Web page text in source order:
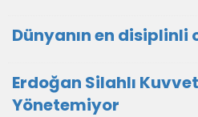
Dünyanın en disiplinli
Erdoğan Silahlı
Yönetemiyor